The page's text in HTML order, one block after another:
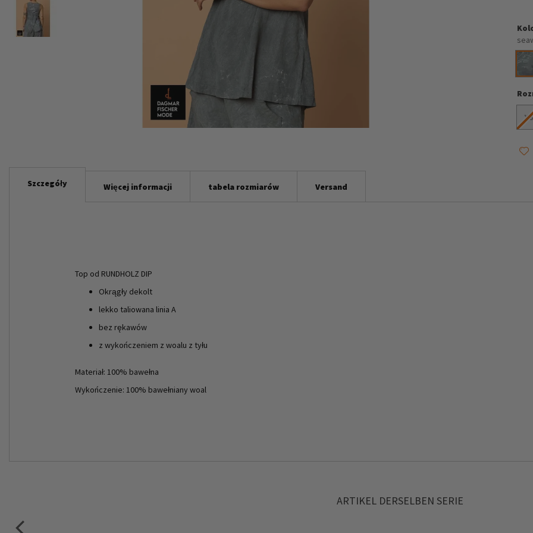
początekSzczegóły
Top od RUNDHOLZ DIP
Okrągły dekolt
lekko taliowana linia A
bez rękawów
z wykończeniem z woalu z tyłu
Materiał: 100% bawełna
Wykończenie: 100% bawełniany woal
Więcej informacji tabela rozmiarów Versand
ARTIKEL DERSELBEN SERIE